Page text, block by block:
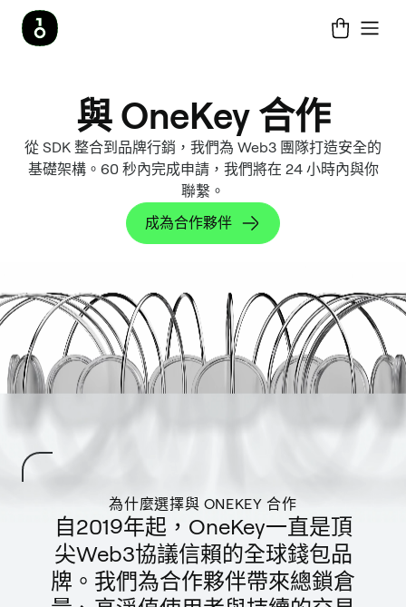
與 OneKey 合作
從 SDK 整合到品牌行銷，我們為 Web3 團隊打造安全的
基礎架構。60 秒內完成申請，我們將在 24 小時內與你
聯繫。
成為合作夥伴
為什麼選擇與 ONEKEY 合作
自2019年起，OneKey一直是頂
尖Web3協議信賴的全球錢包品
牌。我們為合作夥伴帶來總鎖倉